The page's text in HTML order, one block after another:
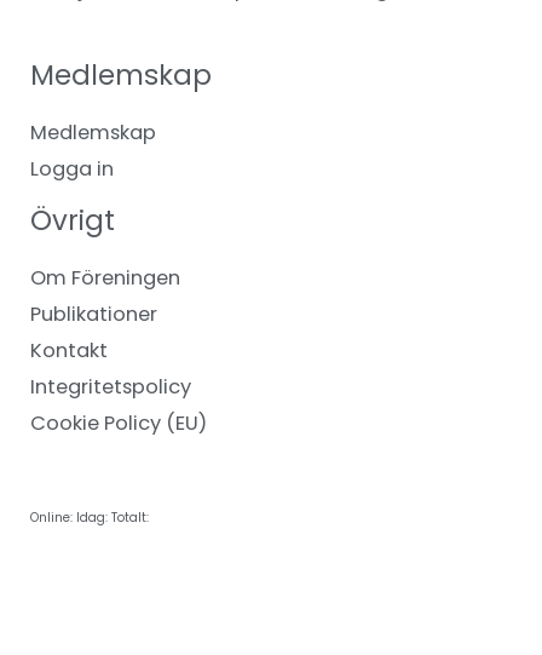
Medlemskap
Medlemskap
Logga in
Övrigt
Om Föreningen
Publikationer
Kontakt
Integritetspolicy
Cookie Policy (EU)
Online: Idag: Totalt: